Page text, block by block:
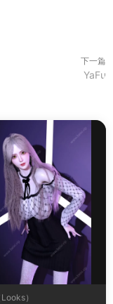
下一篇
YaFu
）